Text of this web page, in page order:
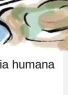
humana